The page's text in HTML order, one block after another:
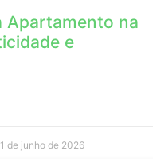
Apartamento na
e
de junho de 2026